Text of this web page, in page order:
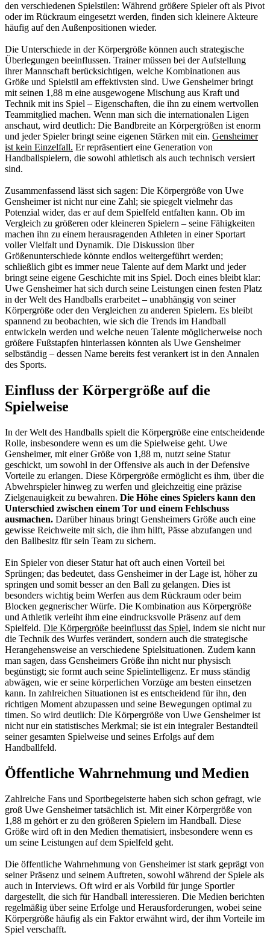
den verschiedenen Spielstilen: Während größere Spieler oft als Pivot
oder im Rückraum eingesetzt werden, finden sich kleinere Akteure
häufig auf den Außenpositionen wieder.
Die Unterschiede in der Körpergröße können auch strategische
Überlegungen beeinflussen. Trainer müssen bei der Aufstellung
ihrer Mannschaft berücksichtigen, welche Kombinationen aus
Größe und Spielstil am effektivsten sind. Uwe Gensheimer bringt
mit seinen 1,88 m eine ausgewogene Mischung aus Kraft und
Technik mit ins Spiel – Eigenschaften, die ihn zu einem wertvollen
Teammitglied machen. Wenn man sich die internationalen Ligen
anschaut, wird deutlich: Die Bandbreite an Körpergrößen ist enorm
und jeder Spieler bringt seine eigenen Stärken mit ein. Gensheimer
ist kein Einzelfall. Er repräsentiert eine Generation von
Handballspielern, die sowohl athletisch als auch technisch versiert
sind.
Zusammenfassend lässt sich sagen: Die Körpergröße von Uwe
Gensheimer ist nicht nur eine Zahl; sie spiegelt vielmehr das
Potenzial wider, das er auf dem Spielfeld entfalten kann. Ob im
Vergleich zu größeren oder kleineren Spielern – seine Fähigkeiten
machen ihn zu einem herausragenden Athleten in einer Sportart
voller Vielfalt und Dynamik. Die Diskussion über
Größenunterschiede könnte endlos weitergeführt werden;
schließlich gibt es immer neue Talente auf dem Markt und jeder
bringt seine eigene Geschichte mit ins Spiel. Doch eines bleibt klar:
Uwe Gensheimer hat sich durch seine Leistungen einen festen Platz
in der Welt des Handballs erarbeitet – unabhängig von seiner
Körpergröße oder den Vergleichen zu anderen Spielern. Es bleibt
spannend zu beobachten, wie sich die Trends im Handball
entwickeln werden und welche neuen Talente möglicherweise noch
größere Fußstapfen hinterlassen könnten als Uwe Gensheimer
selbständig – dessen Name bereits fest verankert ist in den Annalen
des Sports.
Einfluss der Körpergröße auf die
Spielweise
In der Welt des Handballs spielt die Körpergröße eine entscheidende
Rolle, insbesondere wenn es um die Spielweise geht. Uwe
Gensheimer, mit einer Größe von 1,88 m, nutzt seine Statur
geschickt, um sowohl in der Offensive als auch in der Defensive
Vorteile zu erlangen. Diese Körpergröße ermöglicht es ihm, über die
Abwehrspieler hinweg zu werfen und gleichzeitig eine präzise
Zielgenauigkeit zu bewahren. Die Höhe eines Spielers kann den
Unterschied zwischen einem Tor und einem Fehlschuss
ausmachen. Darüber hinaus bringt Gensheimers Größe auch eine
gewisse Reichweite mit sich, die ihm hilft, Pässe abzufangen und
den Ballbesitz für sein Team zu sichern.
Ein Spieler von dieser Statur hat oft auch einen Vorteil bei
Sprüngen; das bedeutet, dass Gensheimer in der Lage ist, höher zu
springen und somit besser an den Ball zu gelangen. Dies ist
besonders wichtig beim Werfen aus dem Rückraum oder beim
Blocken gegnerischer Würfe. Die Kombination aus Körpergröße
und Athletik verleiht ihm eine eindrucksvolle Präsenz auf dem
Spielfeld. Die Körpergröße beeinflusst das Spiel, indem sie nicht nur
die Technik des Wurfes verändert, sondern auch die strategische
Herangehensweise an verschiedene Spielsituationen. Zudem kann
man sagen, dass Gensheimers Größe ihn nicht nur physisch
begünstigt; sie formt auch seine Spielintelligenz. Er muss ständig
abwägen, wie er seine körperlichen Vorzüge am besten einsetzen
kann. In zahlreichen Situationen ist es entscheidend für ihn, den
richtigen Moment abzupassen und seine Bewegungen optimal zu
timen. So wird deutlich: Die Körpergröße von Uwe Gensheimer ist
nicht nur ein statistisches Merkmal; sie ist ein integraler Bestandteil
seiner gesamten Spielweise und seines Erfolgs auf dem
Handballfeld.
Öffentliche Wahrnehmung und Medien
Zahlreiche Fans und Sportbegeisterte haben sich schon gefragt, wie
groß Uwe Gensheimer tatsächlich ist. Mit einer Körpergröße von
1,88 m gehört er zu den größeren Spielern im Handball. Diese
Größe wird oft in den Medien thematisiert, insbesondere wenn es
um seine Leistungen auf dem Spielfeld geht.
Die öffentliche Wahrnehmung von Gensheimer ist stark geprägt von
seiner Präsenz und seinem Auftreten, sowohl während der Spiele als
auch in Interviews. Oft wird er als Vorbild für junge Sportler
dargestellt, die sich für Handball interessieren. Die Medien berichten
regelmäßig über seine Erfolge und Herausforderungen, wobei seine
Körpergröße häufig als ein Faktor erwähnt wird, der ihm Vorteile im
Spiel verschafft.